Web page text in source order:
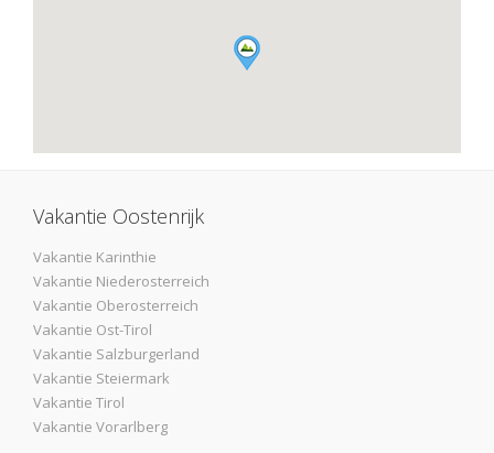
Vakantie Oostenrijk
Vakantie Karinthie
Vakantie Niederosterreich
Vakantie Oberosterreich
Vakantie Ost-Tirol
Vakantie Salzburgerland
Vakantie Steiermark
Vakantie Tirol
Vakantie Vorarlberg